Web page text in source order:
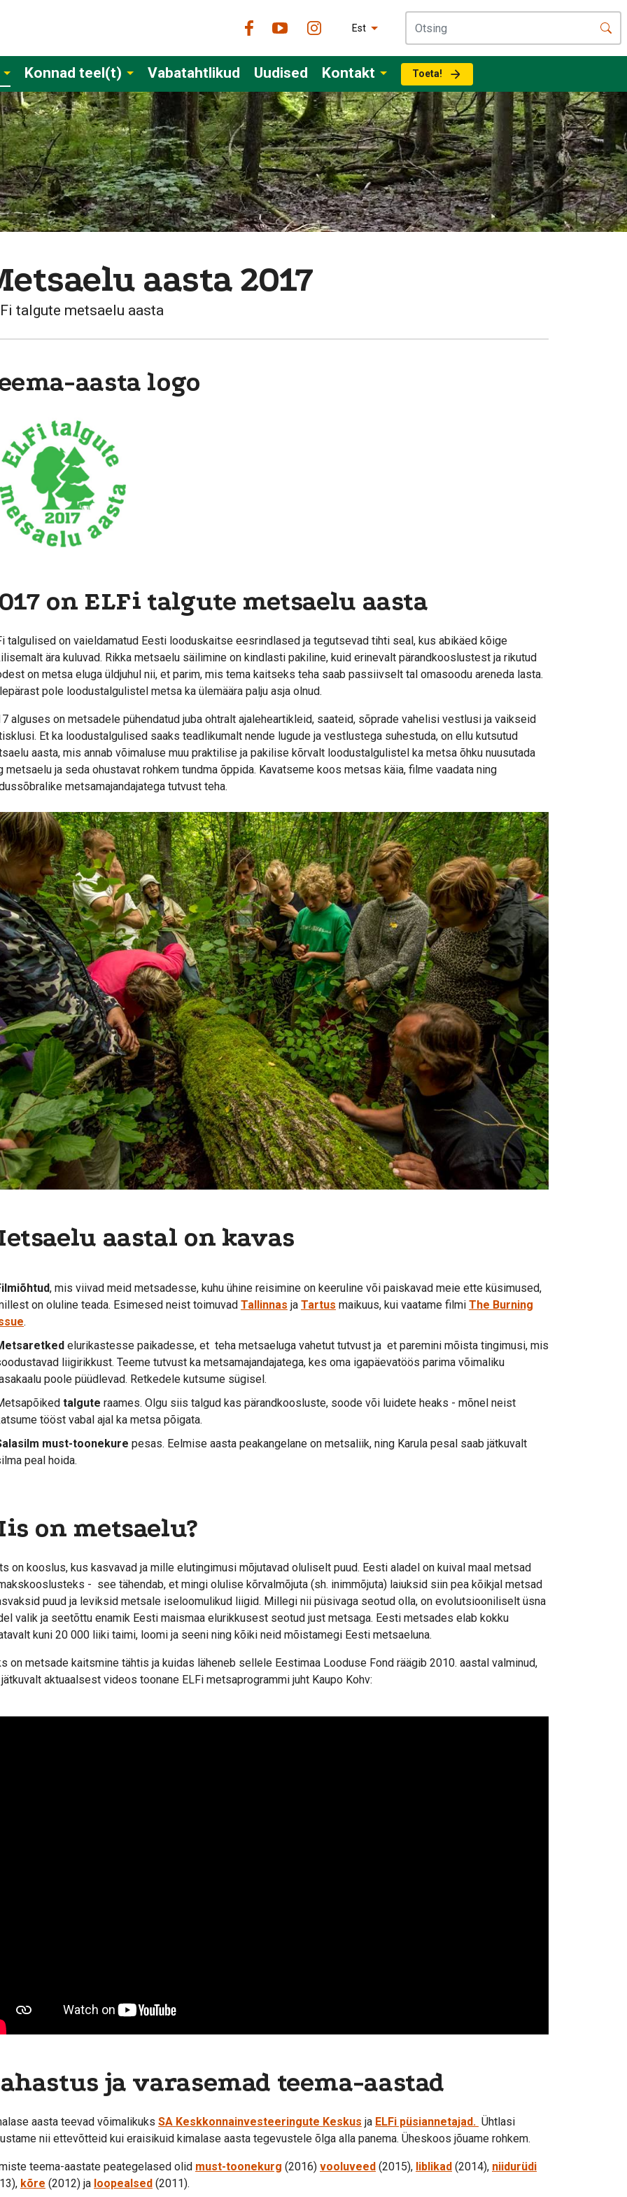
Est
Konnad teel(t) Vabatahtlikud Uudised Kontakt Toeta!
aasta 2017
talgute metsaelu aasta
aasta logo
on ELFi talgute metsaelu aasta
talgulised on vaieldamatud Eesti looduskaitse eesrindlased ja tegutsevad tihti seal, kus abikäed kõige
ära kuluvad. Rikka metsaelu säilimine on kindlasti pakiline, kuid erinevalt pärandkooslustest ja rikutud
on metsa eluga üldjuhul nii, et parim, mis tema kaitseks teha saab passiivselt tal omasoodu areneda lasta.
pole loodustalgulistel metsa ka ülemäära palju asja olnud.
alguses on metsadele pühendatud juba ohtralt ajaleheartikleid, saateid, sõprade vahelisi vestlusi ja vaikseid
Et ka loodustalgulised saaks teadlikumalt nende lugude ja vestlustega suhestuda, on ellu kutsutud
aasta, mis annab võimaluse muu praktilise ja pakilise kõrvalt loodustalgulistel ka metsa õhku nuusutada
metsaelu ja seda ohustavat rohkem tundma õppida. Kavatseme koos metsas käia, filme vaadata ning
metsamajandajatega tutvust teha.
aastal on kavas
, mis viivad meid metsadesse, kuhu ühine reisimine on keeruline või paiskavad meie ette küsimused,
on oluline teada. Esimesed neist toimuvad Tallinnas ja Tartus maikuus, kui vaatame filmi The Burning
.
elurikastesse paikadesse, et teha metsaeluga vahetut tutvust ja et paremini mõista tingimusi, mis
liigirikkust. Teeme tutvust ka metsamajandajatega, kes oma igapäevatöös parima võimaliku
poole püüdlevad. Retkedele kutsume sügisel.
talgute raames. Olgu siis talgud kas pärandkoosluste, soode või luidete heaks - mõnel neist
tööst vabal ajal ka metsa põigata.
must-toonekure pesas. Eelmise aasta peakangelane on metsaliik, ning Karula pesal saab jätkuvalt
peal hoida.
on metsaelu?
on kooslus, kus kasvavad ja mille elutingimusi mõjutavad oluliselt puud. Eesti aladel on kuival maal metsad
- see tähendab, et mingi olulise kõrvalmõjuta (sh. inimmõjuta) laiuksid siin pea kõikjal metsad
puud ja leviksid metsale iseloomulikud liigid. Millegi nii püsivaga seotud olla, on evolutsiooniliselt üsna
valik ja seetõttu enamik Eesti maismaa elurikkusest seotud just metsaga. Eesti metsades elab kokku
kuni 20 000 liiki taimi, loomi ja seeni ning kõiki neid mõistamegi Eesti metsaeluna.
on metsade kaitsmine tähtis ja kuidas läheneb sellele Eestimaa Looduse Fond räägib 2010. aastal valminud,
aktuaalsest videos toonane ELFi metsaprogrammi juht Kaupo Kohv:
ja varasemad teema-aastad
aasta teevad võimalikuks SA Keskkonnainvesteeringute Keskus ja ELFi püsiannetajad. Ühtlasi
nii ettevõtteid kui eraisikuid kimalase aasta tegevustele õlga alla panema. Üheskoos jõuame rohkem.
teema-aastate peategelased olid must-toonekurg (2016) vooluveed (2015), liblikad (2014), niidurüdi
kõre (2012) ja loopealsed (2011).